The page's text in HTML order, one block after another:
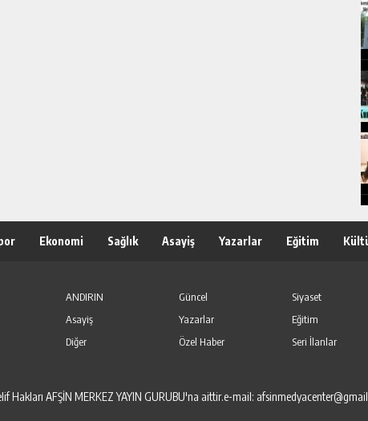
Ekonomi Sağlık Asayiş Yazarlar Eğitim
ANDIRIN Güncel Siyaset
Asayiş Yazarlar Eğitim
Diğer Özel Haber Seri İlanlar
Hakları AFŞİN MERKEZ YAYIN GURUBU'na aittir.e-mail: